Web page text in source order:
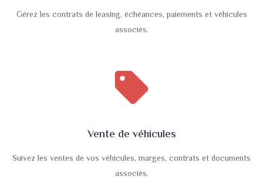
Gérez les contrats de leasing, échéances, paiements et véhicules
associés.
sell
Vente de véhicules
Suivez les ventes de vos véhicules, marges, contrats et documents
associés.